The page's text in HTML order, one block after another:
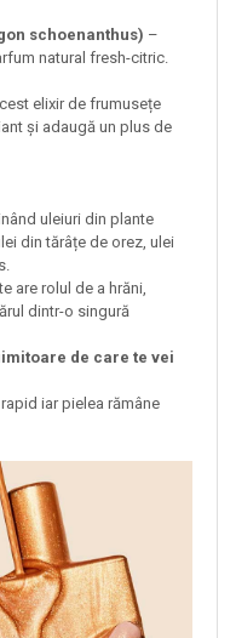
schoenanthus) –
natural fresh-citric.
elixir de frumusețe
și adaugă un plus de
uleiuri din plante
din tărâțe de orez, ulei
are rolul de a hrăni,
dintr-o singură
de care te vei
rapid iar pielea rămâne